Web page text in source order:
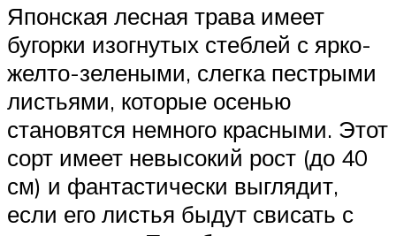
Японская лесная трава имеет
бугорки изогнутых стеблей с ярко-
желто-зелеными, слегка пестрыми
листьями, которые осенью
становятся немного красными. Этот
сорт имеет невысокий рост (до 40
см) и фантастически выглядит,
если его листья быдут свисать с